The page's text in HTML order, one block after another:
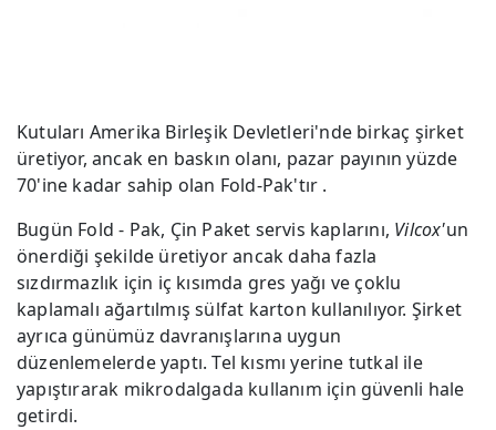
Kutuları Amerika Birleşik Devletleri'nde birkaç şirket
üretiyor, ancak en baskın olanı, pazar payının yüzde
70'ine kadar sahip olan Fold-Pak'tır .
Bugün Fold - Pak, Çin Paket servis kaplarını, Vilcox'un
önerdiği şekilde üretiyor ancak daha fazla
sızdırmazlık için iç kısımda gres yağı ve çoklu
kaplamalı ağartılmış sülfat karton kullanılıyor. Şirket
ayrıca günümüz davranışlarına uygun
düzenlemelerde yaptı. Tel kısmı yerine tutkal ile
yapıştırarak mikrodalgada kullanım için güvenli hale
getirdi.